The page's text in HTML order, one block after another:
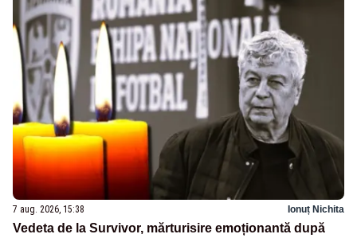
7 aug. 2026, 15:38 Ionuț Nichita
Vedeta de la Survivor, mărturisire emoționantă după